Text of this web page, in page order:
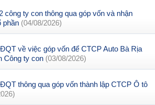
công ty con thông qua góp vốn và nhận
phần (04/08/2026)
về việc góp vốn để CTCP Auto Bà Rịa
Công ty con (03/08/2026)
thông qua góp vốn thành lập CTCP Ô tô